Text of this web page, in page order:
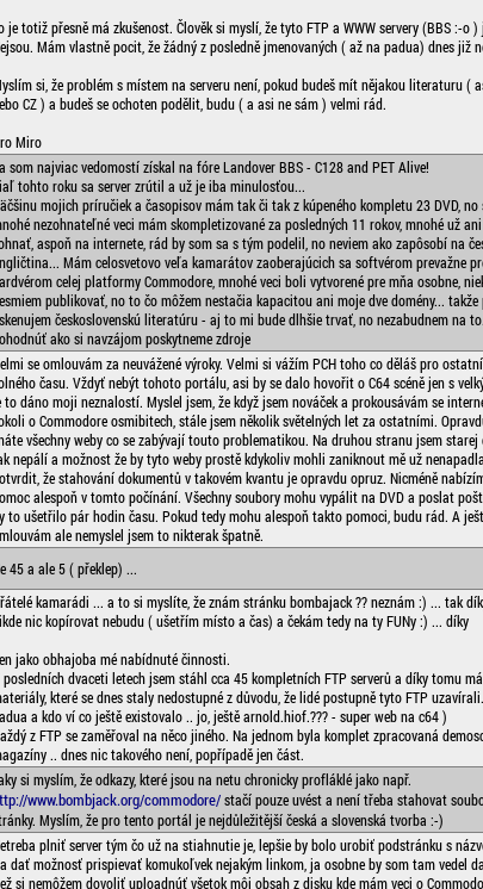
je totiž přesně má zkušenost. Člověk si myslí, že tyto FTP a WWW servery (BBS :-o )
Mám vlastně pocit, že žádný z posledně jmenovaných ( až na padua) dnes již
si, že problém s místem na serveru není, pokud budeš mít nějakou literaturu (
CZ ) a budeš se ochoten podělit, budu ( a asi ne sám ) velmi rád.
Miro
som najviac vedomostí získal na fóre Landover BBS - C128 and PET Alive!
tohto roku sa server zrútil a už je iba minulosťou...
mojich príručiek a časopisov mám tak či tak z kúpeného kompletu 23 DVD,
nezohnateľné veci mám skompletizované za posledných 11 rokov, mnohé už
aspoň na internete, rád by som sa s tým podelil, no neviem ako zapôsobí na
Mám celosvetovo veľa kamarátov zaoberajúcich sa softvérom prevažne
celej platformy Commodore, mnohé veci boli vytvorené pre mňa osobne,
publikovať, no to čo môžem nestačia kapacitou ani moje dve domény... takže
československú literatúru - aj to mi bude dlhšie trvať, no nezabudnem na
ako si navzájom poskytneme zdroje
se omlouvám za neuvážené výroky. Velmi si vážím PCH toho co děláš pro
času. Vždyť nebýt tohoto portálu, asi by se dalo hovořit o C64 scéně jen s
to dáno moji neznalostí. Myslel jsem, že když jsem nováček a prokousávám se
o Commodore osmibitech, stále jsem několik světelných let za ostatními.
všechny weby co se zabývají touto problematikou. Na druhou stranu jsem
nepálí a možnost že by tyto weby prostě kdykoliv mohli zaniknout mě už
že stahování dokumentů v takovém kvantu je opravdu opruz. Nicméně
alespoň v tomto počínání. Všechny soubory mohu vypálit na DVD a poslat
to ušetřilo pár hodin času. Pokud tedy mohu alespoň takto pomoci, budu rád. A
ale nemyslel jsem to nikterak špatně.
45 a ale 5 ( překlep) ...
kamarádi ... a to si myslíte, že znám stránku bombajack ?? neznám :) ... tak
nic kopírovat nebudu ( ušetřím místo a čas) a čekám tedy na ty FUNy :) ... díky
jako obhajoba mé nabídnuté činnosti.
posledních dvaceti letech jsem stáhl cca 45 kompletních FTP serverů a díky tomu
které se dnes staly nedostupné z důvodu, že lidé postupně tyto FTP
a kdo ví co ještě existovalo .. jo, ještě arnold.hiof.??? - super web na c64 )
z FTP se zaměřoval na něco jiného. Na jednom byla komplet zpracovaná
.. dnes nic takového není, popřípadě jen část.
si myslím, že odkazy, které jsou na netu chronicky profláklé jako např.
www.bombjack.org/commodore/stačí pouze uvést a není třeba stahovat
Myslím, že pro tento portál je nejdůležitější česká a slovenská tvorba :-)
plniť server tým čo už na stiahnutie je, lepšie by bolo urobiť podstránku s
dať možnosť prispievať komukoľvek nejakým linkom, ja osobne by som tam vedel
si nemôžem dovoliť uploadnúť všetok môj obsah z disku kde mám veci o